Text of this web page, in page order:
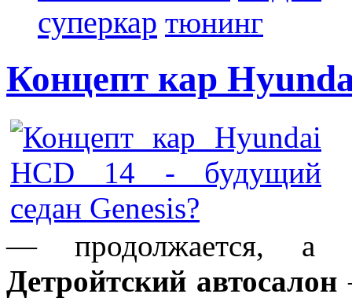
суперкар тюнинг
Концепт кар
— продолжается, а
Детройтский автосалон